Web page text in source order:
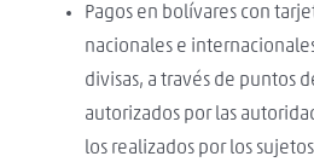
Pagos en bolívares con
nacionales e
divisas, a través de puntos
autorizados por las
los realizados por los